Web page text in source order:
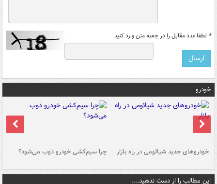
* لطفا عدد مقابل را در جعبه متن وارد کنید
خودرو
خودروهای جدید شیائومی در راه بازار چرا سیم‌کشی خودرو ذوب می‌شود؟
این مطالب را از دست ندهید....